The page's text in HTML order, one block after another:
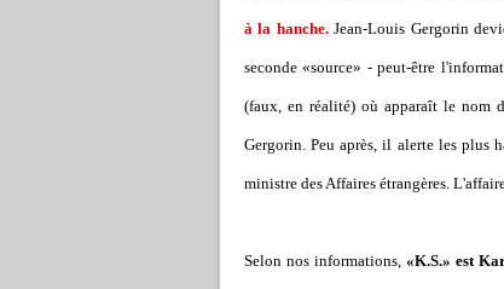
à la hanche.Jean-Louis Gergorin
seconde «source» - peut-être
(faux, en réalité) où apparaît le nom
Gergorin. Peu après, il alerte les plus
ministre des Affaires étrangères.
Selon nos informations,«K.S.» est